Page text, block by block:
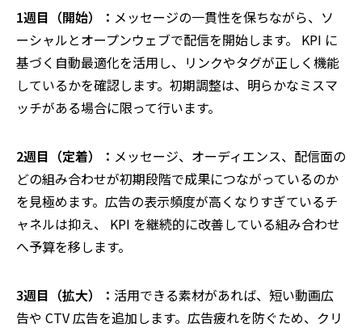
1週目（開始）： メッセージの一貫性を保ちながら、ソ
ーシャルとオープンウェブで配信を開始します。 KPI に
基づく自動最適化を活用し、リンクやタグが正しく機能
しているかを確認します。初期調整は、明らかなミスマ
ッチがある場合に限って行います。
2週目（定着）： メッセージ、オーディエンス、配信面の
どの組み合わせが初期段階で成果につながっているのか
を見極めます。広告の表示頻度が高くなりすぎているチ
ャネルは抑え、 KPI を継続的に改善している組み合わせ
へ予算を移します。
3週目（拡大）： 活用できる素材があれば、短い動画広
告や CTV 広告を追加します。広告疲れを防ぐため、クリ